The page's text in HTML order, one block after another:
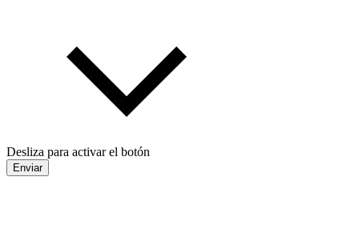
Desliza para activar el botón
Enviar